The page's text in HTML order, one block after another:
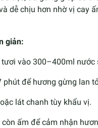
dễ chịu hơn nhờ vị cay
giản:
vào 300–400ml nước
để hương gừng lan
lát chanh tùy khẩu vị.
ấm để cảm nhận